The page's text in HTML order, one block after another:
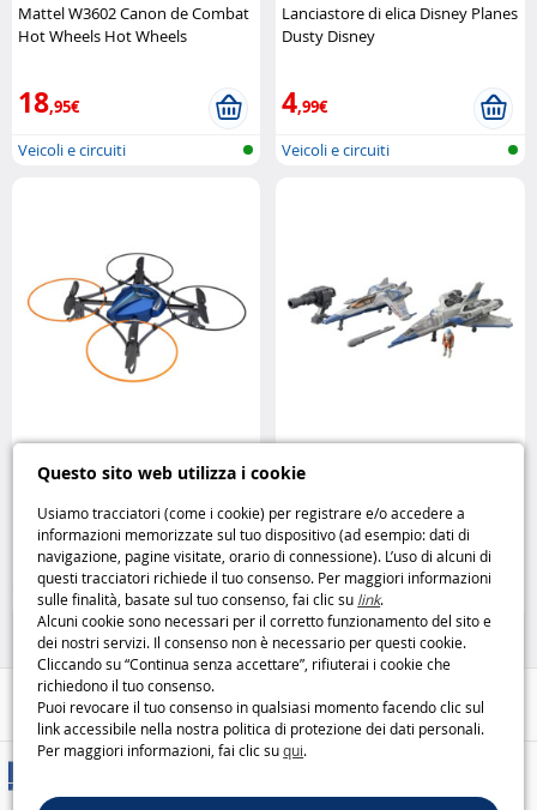
Questo sito web utilizza i cookie
Usiamo tracciatori (come i cookie) per registrare e/o accedere a
informazioni memorizzate sul tuo dispositivo (ad esempio: dati di
navigazione, pagine visitate, orario di connessione). L’uso di alcuni di
questi tracciatori richiede il tuo consenso. Per maggiori informazioni
sulle finalità, basate sul tuo consenso, fai clic su link.
Alcuni cookie sono necessari per il corretto funzionamento del sito e
dei nostri servizi. Il consenso non è necessario per questi cookie.
Cliccando su “Continua senza accettare”, rifiuterai i cookie che
richiedono il tuo consenso.
Puoi revocare il tuo consenso in qualsiasi momento facendo clic sul
link accessibile nella nostra politica di protezione dei dati personali.
Per maggiori informazioni, fai clic suqui.
Mattel W3602 Canon de Combat
Hot Wheels Hot Wheels
18,95€
Veicoli e circuiti
Lanciastore di elica Disney Planes
Dusty Disney
4,99€
Veicoli e circuiti
Drone radiocomandato Space
Galaxy Silverlit
26,95€
Droni e modellismo
Buzz Lightyear XL-01 e XL-15 – le
Lightyear Disney Pixar
9,95€
Toy Story
Aiuto / Contatti